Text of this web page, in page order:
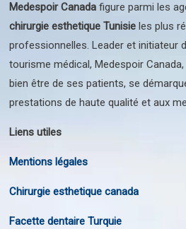
Medespoir Canada figure parmi les
chirurgie esthetique Tunisie les plus
professionnelles. Leader et initiateur
tourisme médical, Medespoir
bien être de ses patients, se
prestations de haute qualité et aux
Liens utiles
Mentions légales
Chirurgie esthetique canada
Facette dentaire Turquie